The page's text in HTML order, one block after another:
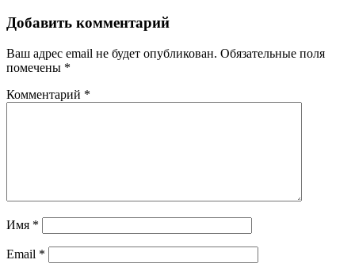
Добавить комментарий
Ваш адрес email не будет опубликован. Обязательные поля
помечены *
Комментарий *
Имя *
Email *